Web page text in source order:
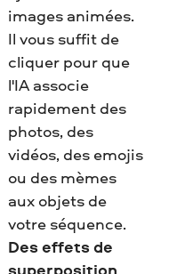
images animées.
Il vous suffit de
cliquer pour que
l'IA associe
rapidement des
photos, des
vidéos, des emojis
ou des mèmes
aux objets de
votre séquence.
Des effets de